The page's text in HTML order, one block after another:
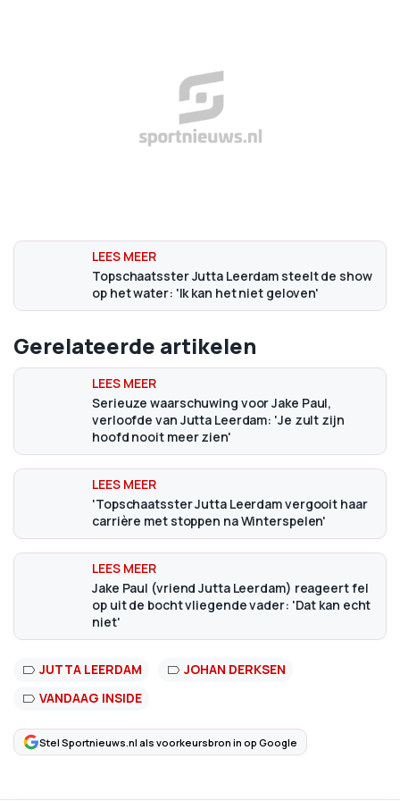
Topschaatsster Jutta Leerdam steelt de show
op het water: 'Ik kan het niet geloven'
Gerelateerde artikelen
Serieuze waarschuwing voor Jake Paul,
verloofde van Jutta Leerdam: 'Je zult zijn
hoofd nooit meer zien'
'Topschaatsster Jutta Leerdam vergooit haar
carrière met stoppen na Winterspelen'
Jake Paul (vriend Jutta Leerdam) reageert fel
op uit de bocht vliegende vader: 'Dat kan echt
niet'
JUTTA LEERDAM
JOHAN DERKSEN
VANDAAG INSIDE
Stel Sportnieuws.nl als voorkeursbron in op Google